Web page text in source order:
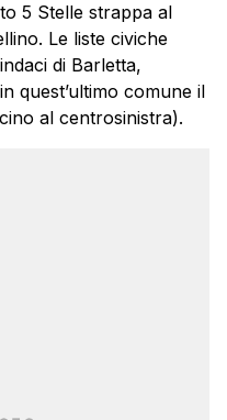
5 Stelle strappa al
Le liste civiche
di Barletta,
quest’ultimo comune il
al centrosinistra).